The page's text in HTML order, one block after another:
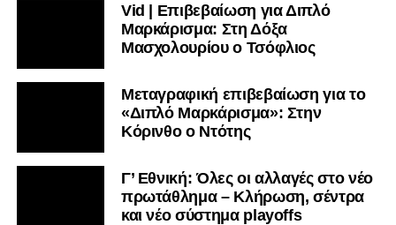
Vid | Επιβεβαίωση για Διπλό
Μαρκάρισμα: Στη Δόξα
Μασχολουρίου ο Τσόφλιος
Μεταγραφική επιβεβαίωση για το
«Διπλό Μαρκάρισμα»: Στην
Κόρινθο ο Ντότης
Γ’ Εθνική: Όλες οι αλλαγές στο νέο
πρωτάθλημα – Κλήρωση, σέντρα
και νέο σύστημα playoffs